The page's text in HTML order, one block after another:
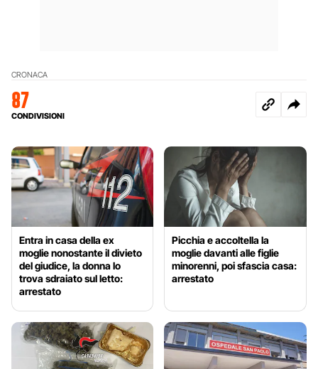
CRONACA
87
CONDIVISIONI
Entra in casa della ex
moglie nonostante il divieto
del giudice, la donna lo
trova sdraiato sul letto:
arrestato
Picchia e accoltella la
moglie davanti alle figlie
minorenni, poi sfascia casa:
arrestato